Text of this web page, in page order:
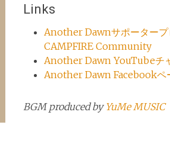
Links
Another Dawnサポータープ
CAMPFIRE Community
Another Dawn YouTubeチ
Another Dawn Facebookペ
BGM produced byYuMe MUSIC